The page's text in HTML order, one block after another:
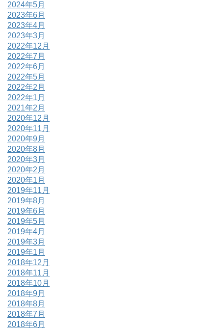
2024年5月
2023年6月
2023年4月
2023年3月
2022年12月
2022年7月
2022年6月
2022年5月
2022年2月
2022年1月
2021年2月
2020年12月
2020年11月
2020年9月
2020年8月
2020年3月
2020年2月
2020年1月
2019年11月
2019年8月
2019年6月
2019年5月
2019年4月
2019年3月
2019年1月
2018年12月
2018年11月
2018年10月
2018年9月
2018年8月
2018年7月
2018年6月